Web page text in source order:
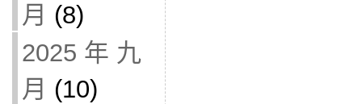
月 (8)
2025 年 九
月 (10)